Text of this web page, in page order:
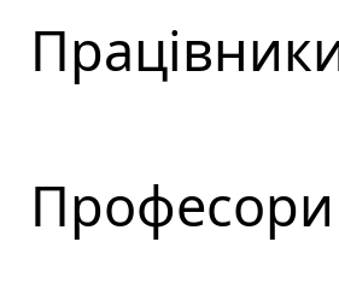
Професори